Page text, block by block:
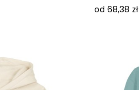
od 68,38 zł